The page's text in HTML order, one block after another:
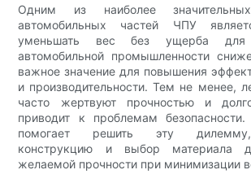
Одним из наиболее
автомобильных частей ЧПУ
уменьшать вес без ущерба для
автомобильной промышленности
важное значение для повышения
и производительности. Тем не менее,
часто жертвуют прочностью и
приводит к проблемам
помогает решить эту дилемму,
конструкцию и выбор материала
желаемой прочности при минимизации